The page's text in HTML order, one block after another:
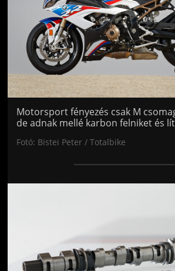
Motorsport fényezés csak M
de adnak mellé karbon felniket és
Fotó: Bistei Peter / Totalbike